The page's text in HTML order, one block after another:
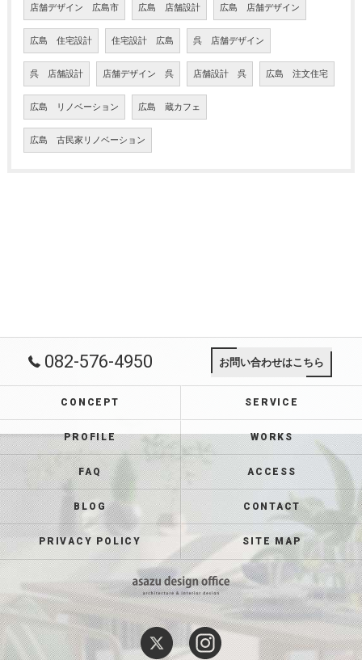
店舗デザイン 広島市 広島 店舗設計 広島 店舗デザイン
広島 住宅設計 住宅設計 広島 呉 店舗デザイン
呉 店舗設計 店舗デザイン 呉 店舗設計 呉 広島 注文住宅
広島 リノベーション 広島 蔵カフェ
広島 古民家リノベーション
082-576-4950 お問い合わせはこちら
CONCEPT SERVICE
PROFILE WORKS
FAQ ACCESS
BLOG CONTACT
PRIVACY POLICY SITE MAP